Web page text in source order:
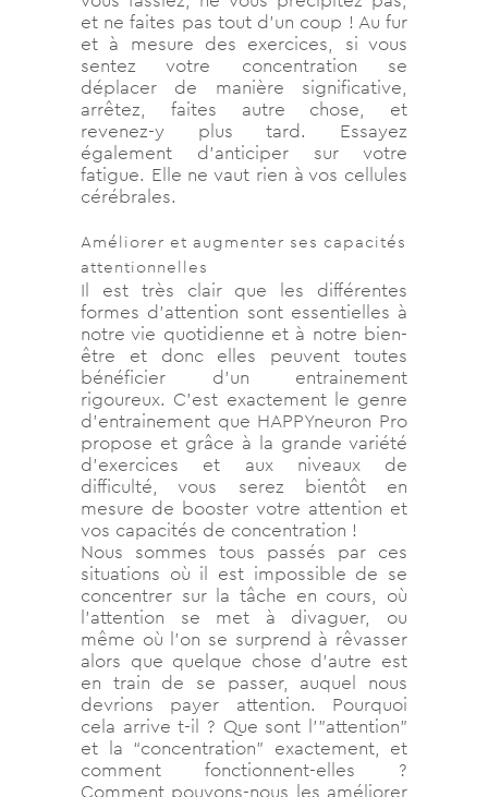
et ne faites pas tout d’un coup ! Au fur
et à mesure des exercices, si vous
sentez votre concentration se
déplacer de manière significative,
arrêtez, faites autre chose, et
revenez-y plus tard. Essayez
également d’anticiper sur votre
fatigue. Elle ne vaut rien à vos cellules
cérébrales.
Améliorer et augmenter ses capacités
attentionnelles
Il est très clair que les différentes
formes d’attention sont essentielles à
notre vie quotidienne et à notre bien-
être et donc elles peuvent toutes
bénéficier d’un entrainement
rigoureux. C’est exactement le genre
d’entrainement que HAPPYneuron Pro
propose et grâce à la grande variété
d’exercices et aux niveaux de
difficulté, vous serez bientôt en
mesure de booster votre attention et
vos capacités de concentration !
Nous sommes tous passés par ces
situations où il est impossible de se
concentrer sur la tâche en cours, où
l’attention se met à divaguer, ou
même où l’on se surprend à rêvasser
alors que quelque chose d’autre est
en train de se passer, auquel nous
devrions payer attention. Pourquoi
cela arrive t-il ? Que sont l'”attention”
et la “concentration” exactement, et
comment fonctionnent-elles ?
Comment pouvons-nous les améliorer